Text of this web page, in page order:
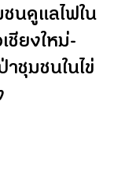
นดูแลไฟใน
ชียงใหม่-
ชุมชนในไข่